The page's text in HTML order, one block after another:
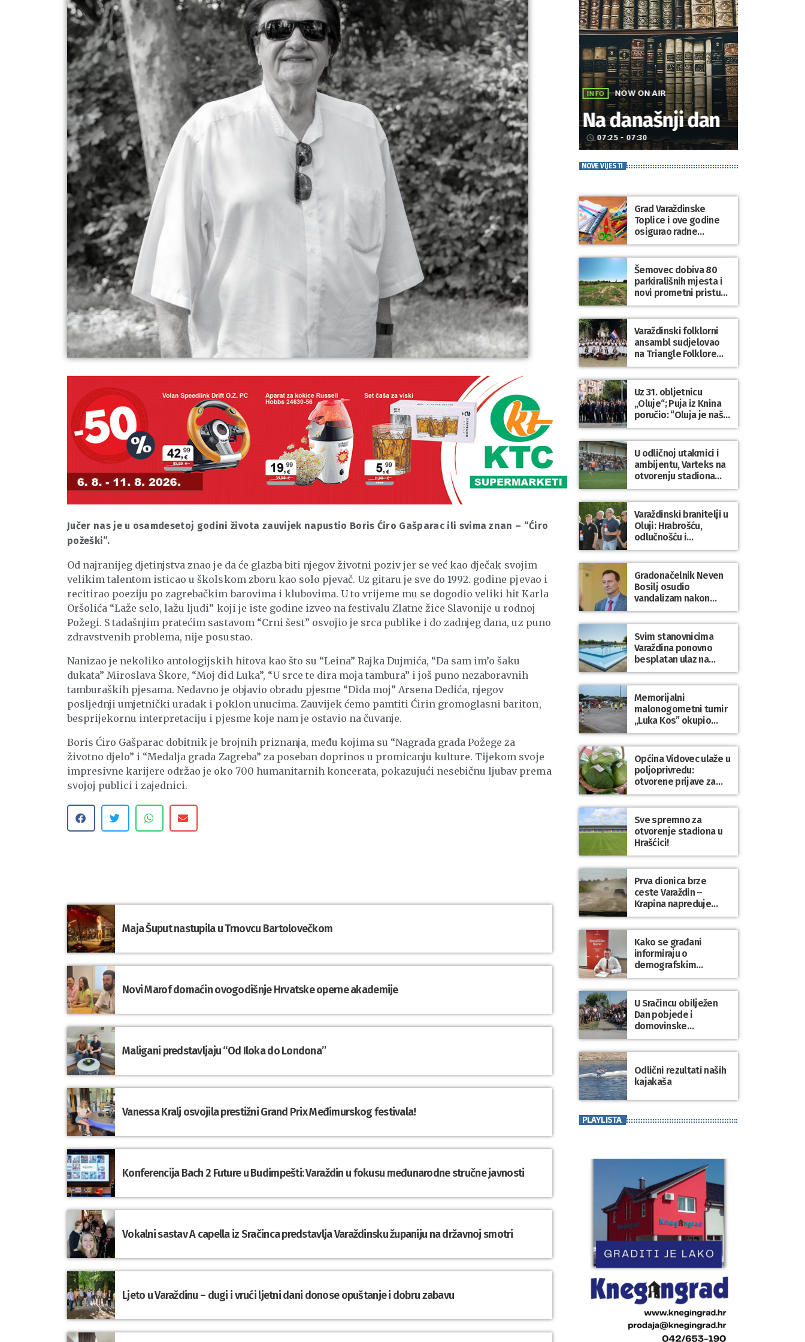
Jučer nas je u osamdesetoj godini života zauvijek napustio Boris Ćiro Gašparac ili svima znan – “Ćiro
požeški”.
Od najranijeg djetinjstva znao je da će glazba biti njegov životni poziv jer se već kao dječak svojim
velikim talentom isticao u školskom zboru kao solo pjevač. Uz gitaru je sve do 1992. godine pjevao i
recitirao poeziju po zagrebačkim barovima i klubovima. U to vrijeme mu se dogodio veliki hit Karla
Oršolića “Laže selo, lažu ljudi” koji je iste godine izveo na festivalu Zlatne žice Slavonije u rodnoj
Požegi. S tadašnjim pratećim sastavom “Crni šest” osvojio je srca publike i do zadnjeg dana, uz puno
zdravstvenih problema, nije posustao.
Nanizao je nekoliko antologijskih hitova kao što su “Leina” Rajka Dujmića, “Da sam im’o šaku
dukata” Miroslava Škore, “Moj did Luka”, “U srce te dira moja tambura” i još puno nezaboravnih
tamburaških pjesama. Nedavno je objavio obradu pjesme “Dida moj” Arsena Dedića, njegov
posljednji umjetnički uradak i poklon unucima. Zauvijek ćemo pamtiti Ćirin gromoglasni bariton,
besprijekornu interpretaciju i pjesme koje nam je ostavio na čuvanje.
Boris Ćiro Gašparac dobitnik je brojnih priznanja, među kojima su “Nagrada grada Požege za
životno djelo” i “Medalja grada Zagreba” za poseban doprinos u promicanju kulture. Tijekom svoje
impresivne karijere održao je oko 700 humanitarnih koncerata, pokazujući nesebičnu ljubav prema
svojoj publici i zajednici.
Maja Šuput nastupila u Trnovcu Bartolovečkom
Novi Marof domaćin ovogodišnje Hrvatske operne akademije
Maligani predstavljaju “Od Iloka do Londona”
Vanessa Kralj osvojila prestižni Grand Prix Međimurskog festivala!
Konferencija Bach 2 Future u Budimpešti: Varaždin u fokusu međunarodne stručne javnosti
Vokalni sastav A capella iz Sračinca predstavlja Varaždinsku županiju na državnoj smotri
Ljeto u Varaždinu – dugi i vrući ljetni dani donose opuštanje i dobru zabavu
INFO NOW ON AIR
Na današnji dan
access_time 07:25 - 07:30
NOVE VIJESTI
Grad Varaždinske
Toplice i ove godine
osigurao radne
bilježnice i dodatni
obrazovni materijal za
sve osnovnoškolce
Šemovec dobiva 80
parkirališnih mjesta i
novi prometni pristup
groblju
Varaždinski folklorni
ansambl sudjelovao
na Triangle Folklore
Festivalu u Danskoj
Uz 31. obljetnicu
„Oluje“; Puja iz Knina
poručio: “Oluja je naša
najveća pobjeda,
simbol slobode i
zajedništva!”
U odličnoj utakmici i
ambijentu, Varteks na
otvorenju stadiona
odigrao 1:1 s
Mariborom
Varaždinski branitelji u
Oluji: Hrabrošću,
odlučnošću i
zajedništvom do
slobodne Hrvatske!
Gradonačelnik Neven
Bosilj osudio
vandalizam nakon
utakmice NK Varaždin
– HNK Hajduk Split
Svim stanovnicima
Varaždina ponovno
besplatan ulaz na
Gradske bazene i
Gradsko kupalište na
Dravi
Memorijalni
malonogometni turnir
„Luka Kos” okupio
brojne ekipe i
posjetitelje u Sudovcu
Općina Vidovec ulaže u
poljoprivredu:
otvorene prijave za
općinske potpore
Sve spremno za
otvorenje stadiona u
Hrašćici!
Prva dionica brze
ceste Varaždin –
Krapina napreduje
prema planu
Kako se građani
informiraju o
demografskim
mjerama? Sudjelujte u
istraživanju!
U Sračincu obilježen
Dan pobjede i
domovinske
zahvalnosti te Dan
hrvatskih branitelja
Odlični rezultati naših
kajakaša
PLAYLISTA